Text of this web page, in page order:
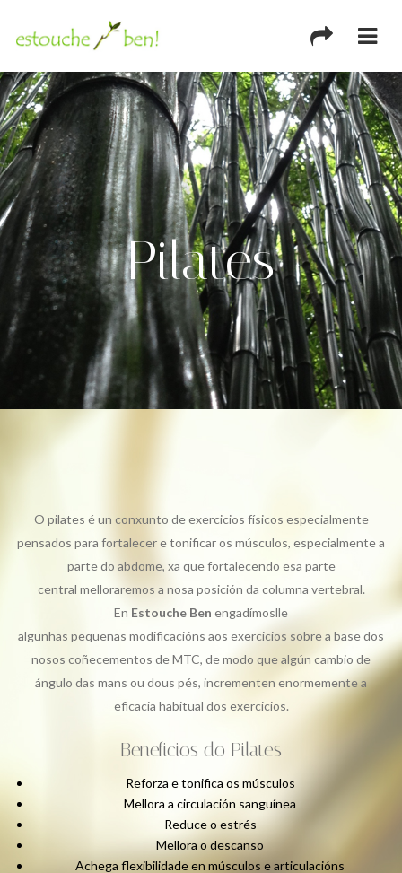
Pilates
O pilates é un conxunto de exercicios físicos especialmente
pensados para fortalecer e tonificar os músculos, especialmente a
parte do abdome, xa que fortalecendo esa parte
central melloraremos a nosa posición da columna vertebral.
En Estouche Ben engadímoslle
algunhas pequenas modificacións aos exercicios sobre a base dos
nosos coñecementos de MTC, de modo que algún cambio de
ángulo das mans ou dous pés, incrementen enormemente a
eficacia habitual dos exercicios.
Beneficios do Pilates
Reforza e tonifica os músculos
Mellora a circulación sanguínea
Reduce o estrés
Mellora o descanso
Achega flexibilidade en músculos e articulacións